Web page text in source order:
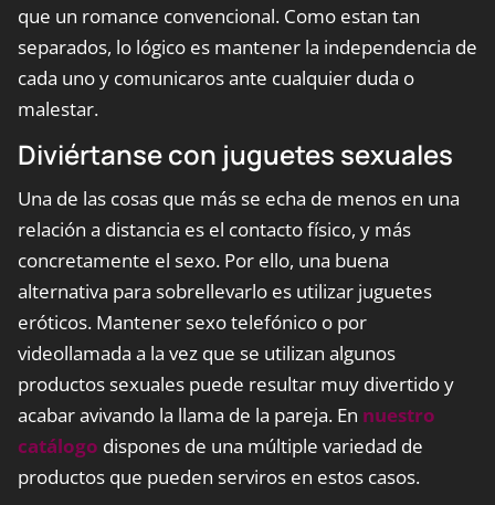
que un romance convencional. Como estan tan
separados, lo lógico es mantener la independencia de
cada uno y comunicaros ante cualquier duda o
malestar.
Diviértanse con juguetes sexuales
Una de las cosas que más se echa de menos en una
relación a distancia es el contacto físico, y más
concretamente el sexo. Por ello, una buena
alternativa para sobrellevarlo es utilizar juguetes
eróticos. Mantener sexo telefónico o por
videollamada a la vez que se utilizan algunos
productos sexuales puede resultar muy divertido y
acabar avivando la llama de la pareja. En nuestro
catálogo dispones de una múltiple variedad de
productos que pueden serviros en estos casos.